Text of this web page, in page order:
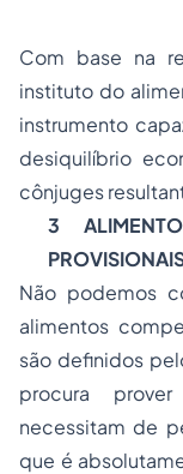
Com base na
instituto do
instrumento
desiquilíbrio
cônjuges
3
Não podemos
alimentos
são definidos
procura
necessitam de
que é